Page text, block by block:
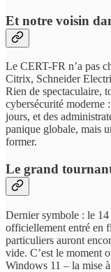
Et notre voisin
Le CERT-FR n’a pas
Citrix, Schneider
Rien de spectaculaire,
cybersécurité moderne
jours, et des
panique globale, mais
former.
Le grand
Dernier symbole : le
officiellement entré en
particuliers auront
vide. C’est le moment
Windows 11 – la mise